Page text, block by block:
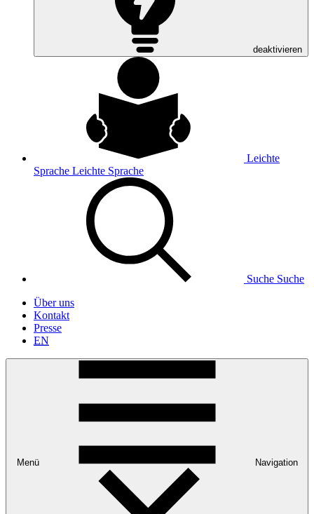
deaktivieren
Leichte
Sprache Leichte Sprache
Suche Suche
Über uns
Kontakt
Presse
EN
Menü Navigation